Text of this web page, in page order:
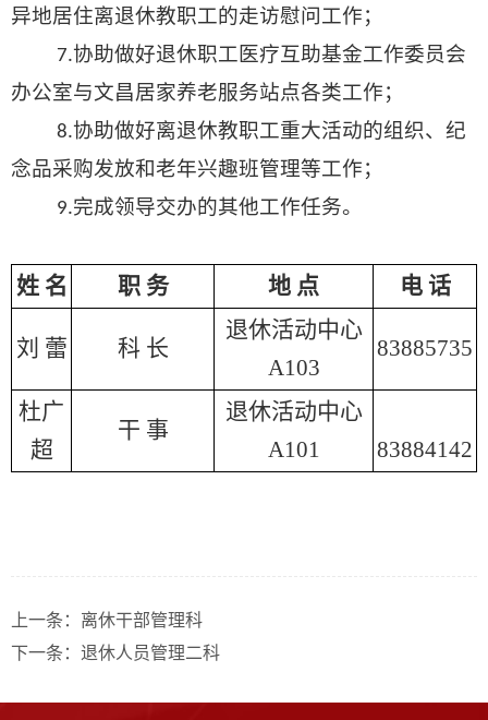
异地居住离退休教职工的走访慰问工作；
7.协助做好退休职工医疗互助基金工作委员会
办公室与文昌居家养老服务站点各类工作；
8.协助做好离退休教职工重大活动的组织、 纪
念品采购发放和老年兴趣班管理等工作；
9.完成领导交办的其他工作任务。
姓 名 职 务 地 点 电 话
刘 蕾 科 长
退休活动中心
A103
83885735
杜广
超
干 事
退休活动中心
A101
83884142
上一条：离休干部管理科
下一条：退休人员管理二科